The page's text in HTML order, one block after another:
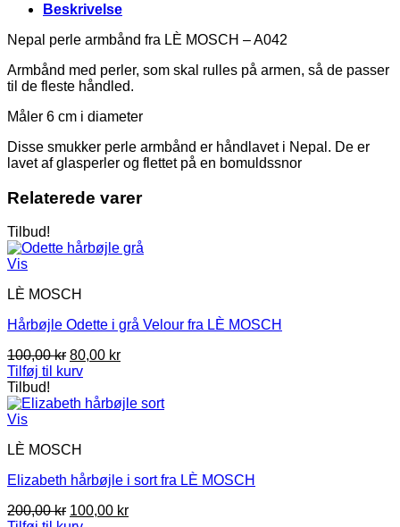
Beskrivelse
Nepal perle armbånd fra LÈ MOSCH – A042
Armbånd med perler, som skal rulles på armen, så de passer
til de fleste håndled.
Måler 6 cm i diameter
Disse smukker perle armbånd er håndlavet i Nepal. De er
lavet af glasperler og flettet på en bomuldssnor
Relaterede varer
Tilbud!
Vis
LÈ MOSCH
Hårbøjle Odette i grå Velour fra LÈ MOSCH
100,00kr Den
oprindelige
var:
80,00 krDen
er:
Tilføj til kurv
Tilbud!
Vis
LÈ MOSCH
Elizabeth hårbøjle i sort fra LÈ MOSCH
200,00kr Den
100,00 krDen